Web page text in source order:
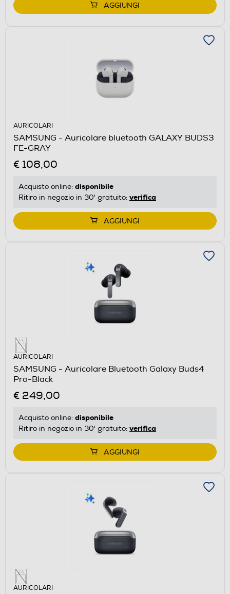
AGGIUNGI
AURICOLARI
SAMSUNG - Auricolare bluetooth GALAXY BUDS3
FE-GRAY
€ 108,00
Acquisto online: disponibile
Ritiro in negozio in 30' gratuito: verifica
AGGIUNGI
AURICOLARI
SAMSUNG - Auricolare Bluetooth Galaxy Buds4
Pro-Black
€ 249,00
Acquisto online: disponibile
Ritiro in negozio in 30' gratuito: verifica
AGGIUNGI
AURICOLARI